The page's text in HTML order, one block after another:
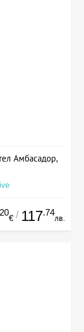
Амбасадор,
€ / 117.74
лв.